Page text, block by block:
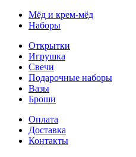
Мёд и крем-мёд
Наборы
Открытки
Игрушка
Свечи
Подарочные наборы
Вазы
Броши
Оплата
Доставка
Контакты